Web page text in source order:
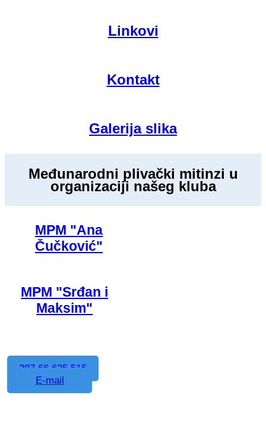
Linkovi
Kontakt
Galerija slika
Međunarodni plivački mitinzi u
organizaciji našeg kluba
MPM "Ana
Čučković"
MPM "Srđan i
Maksim"
387 66 635 515
E-mail